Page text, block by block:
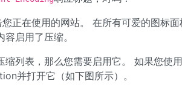
正在使用的网站。 在所有可爱的图标
启用了压缩。
缩列表，那么您需要启用它。 如果您使
并打开它（如下图所示）。